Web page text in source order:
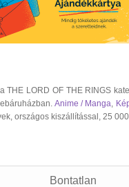
LORD OF THE RINGS
Anime / Manga,
országos kiszállítással, 25
Bontatlan